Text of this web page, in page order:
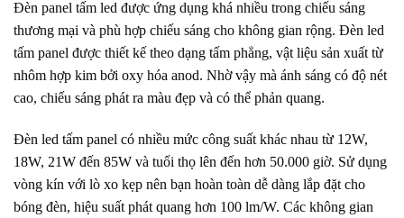
Đèn panel tấm led được ứng dụng khá nhiều trong chiếu sáng
thương mại và phù hợp chiếu sáng cho không gian rộng. Đèn led
tấm panel được thiết kế theo dạng tấm phẳng, vật liệu sản xuất từ
nhôm hợp kim bởi oxy hóa anod. Nhờ vậy mà ánh sáng có độ nét
cao, chiếu sáng phát ra màu đẹp và có thể phản quang.
Đèn led tấm panel có nhiều mức công suất khác nhau từ 12W,
18W, 21W đến 85W và tuổi thọ lên đến hơn 50.000 giờ. Sử dụng
vòng kín với lò xo kẹp nên bạn hoàn toàn dễ dàng lắp đặt cho
bóng đèn, hiệu suất phát quang hơn 100 lm/W. Các không gian